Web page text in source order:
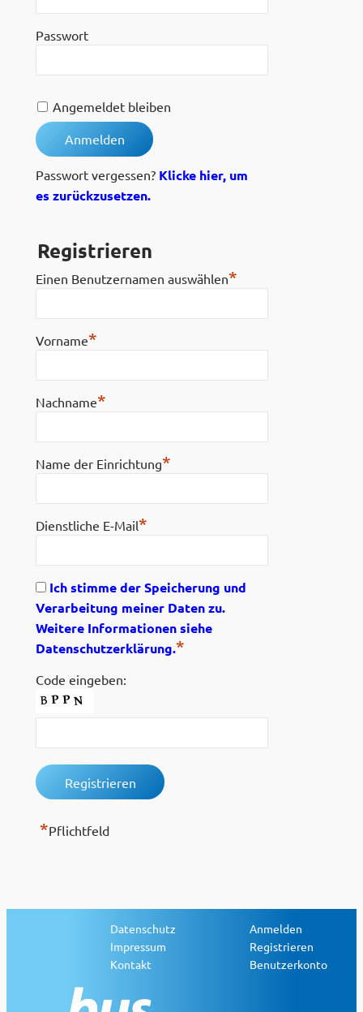
Passwort
Angemeldet bleiben
Passwort vergessen? Klicke hier, um
es zurückzusetzen.
Registrieren
Einen Benutzernamen auswählen*
Vorname*
Nachname*
Name der Einrichtung*
Dienstliche E-Mail*
Ich stimme der Speicherung und
Verarbeitung meiner Daten zu.
Weitere Informationen siehe
Datenschutzerklärung.*
Code eingeben:
*Pflichtfeld
Datenschutz
Impressum
Kontakt
Anmelden
Registrieren
Benutzerkonto